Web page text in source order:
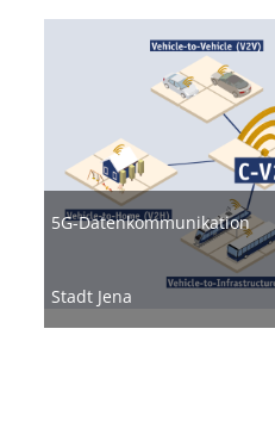
5G-Datenkommunikation
Stadt Jena